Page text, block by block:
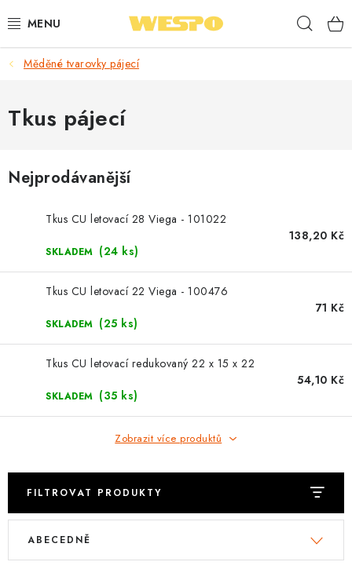
na
ARMATURY PRO TOPENÍ A VODU
TOPENÍ A OHŘEV VODY
VODOINSTALACE
⭐ NEJLÉPE HODNOCENÉ
🎁 ODMĚNY ZA BODY
KONTAKT
TOPENÁŘSKÁ AKADEMIE
OBCHODNÍ PODMÍNKY
Měděné tvarovky pájecí
Tkus pájecí
Nejprodávanější
Tkus CU letovací 28 Viega - 101022
SKLADEM (24 ks)
138,20 Kč
Tkus CU letovací 22 Viega - 100476
SKLADEM (25 ks)
71 Kč
Tkus CU letovací redukovaný 22 x 15 x 22
SKLADEM (35 ks)
54,10 Kč
Zobrazit více produktů
FILTROVAT PRODUKTY
V
Ř ABECEDNĚ